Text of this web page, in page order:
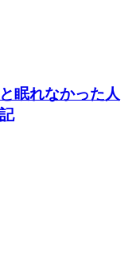
眠れなかった人